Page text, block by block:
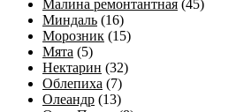
Малина ремонтантная (45)
Миндаль (16)
Морозник (15)
Мята (5)
Нектарин (32)
Облепиха (7)
Олеандр (13)